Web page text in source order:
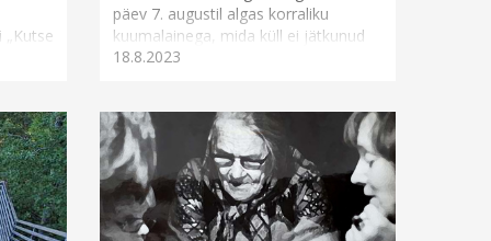
päev 7. augustil algas korraliku
kuumalainega, mida küll ei jätkunud
kauaks. Mõned kärmemad laagr...
18.8.2023